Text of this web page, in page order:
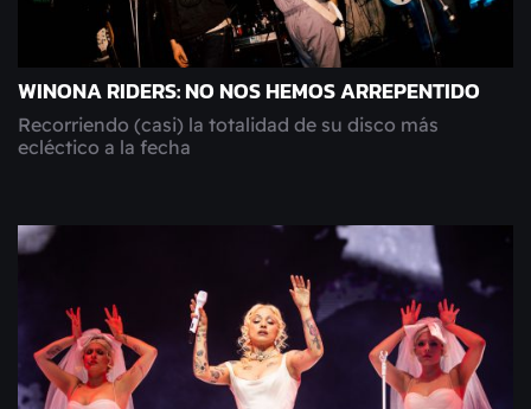
WINONA RIDERS: NO NOS HEMOS ARREPENTIDO
Recorriendo (casi) la totalidad de su disco más
ecléctico a la fecha